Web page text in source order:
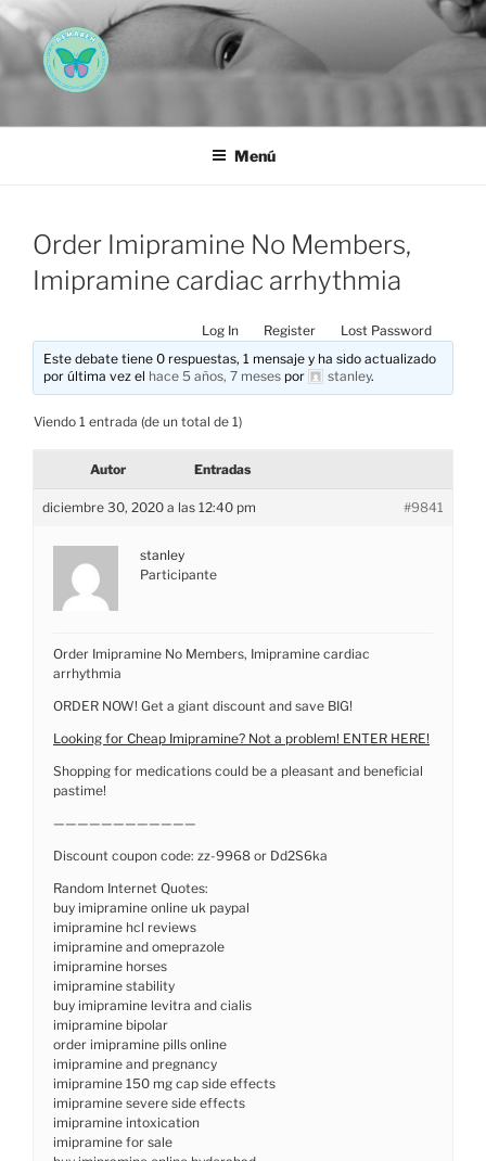
Saltar
al
contenido
AEMAREH
Menú
Order Imipramine No Members,
Imipramine cardiac arrhythmia
Log In Register
Lost Password
Este debate tiene 0 respuestas, 1 mensaje y ha sido actualizado
por última vez el hace 5 años, 7 meses por stanley.
Viendo 1 entrada (de un total de 1)
Autor Entradas
diciembre 30, 2020 a las 12:40 pm #9841
stanley
Participante
Order Imipramine No Members, Imipramine cardiac
arrhythmia
ORDER NOW! Get a giant discount and save BIG!
Looking for Cheap Imipramine? Not a problem! ENTER HERE!
Shopping for medications could be a pleasant and beneficial
pastime!
————————————
Discount coupon code: zz-9968 or Dd2S6ka
Random Internet Quotes:
buy imipramine online uk paypal
imipramine hcl reviews
imipramine and omeprazole
imipramine horses
imipramine stability
buy imipramine levitra and cialis
imipramine bipolar
order imipramine pills online
imipramine and pregnancy
imipramine 150 mg cap side effects
imipramine severe side effects
imipramine intoxication
imipramine for sale